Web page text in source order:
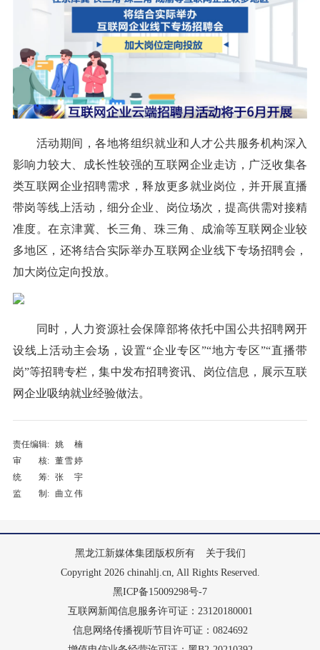
活动期间，各地将组织就业和人才公共服务机构深入
影响力较大、成长性较强的互联网企业走访，广泛收集各
类互联网企业招聘需求，释放更多就业岗位，并开展直播
带岗等线上活动，细分企业、岗位场次，提高供需对接精
准度。在京津冀、长三角、珠三角、成渝等互联网企业较
多地区，还将结合实际举办互联网企业线下专场招聘会，
加大岗位定向投放。
同时，人力资源社会保障部将依托中国公共招聘网开
设线上活动主会场，设置“企业专区”“地方专区”“直播带
岗”等招聘专栏，集中发布招聘资讯、岗位信息，展示互联
网企业吸纳就业经验做法。
责任编辑: 姚楠
审 核: 董雪婷
统 筹: 张宇
监 制: 曲立伟
黑龙江新媒体集团版权所有
关于我们
Copyright 2026 chinahlj.cn, All Rights Reserved.
黑ICP备15009298号-7
互联网新闻信息服务许可证：23120180001
信息网络传播视听节目许可证：0824692